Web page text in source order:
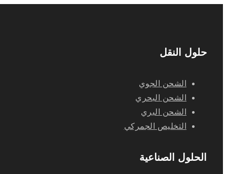
حلول النقل
الشحن الجوي
الشحن البحري
الشحن البري
التخليص الجمركي
الحلول الصناعية